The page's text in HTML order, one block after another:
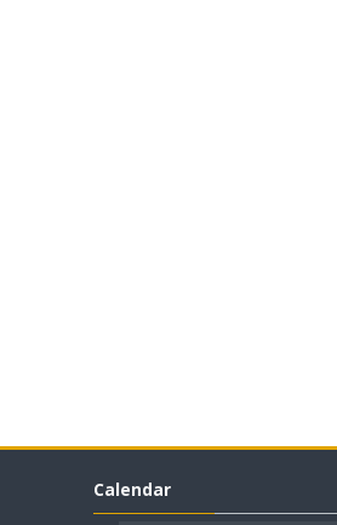
Calendar